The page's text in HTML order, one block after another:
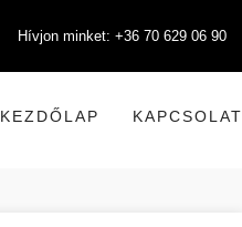
Hívjon minket: +36 70 629 06 90
KEZDŐLAP KAPCSOLAT